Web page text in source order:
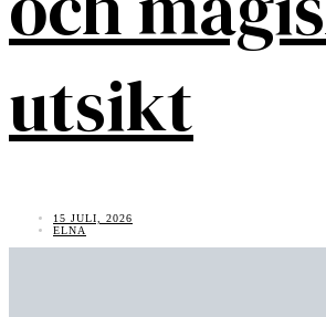
utsikt
15 JULI, 2026
ELNA